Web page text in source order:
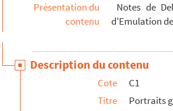
Présentation du
contenu
Notes de
d'Emulation
Description du contenu
Cote
C1
Titre
Portraits